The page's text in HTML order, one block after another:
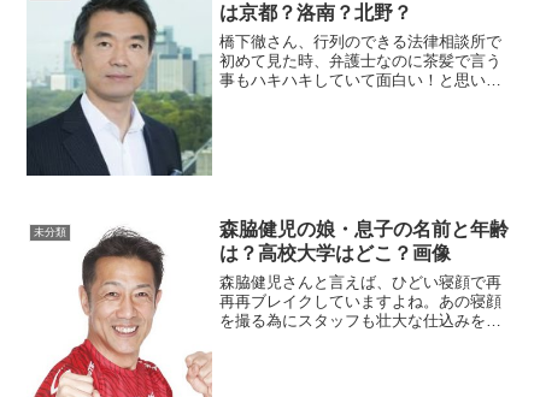
は京都？洛南？北野？
橋下徹さん、行列のできる法律相談所で
初めて見た時、弁護士なのに茶髪で言う
事もハキハキしていて面白い！と思いま
未分類
森脇健児の娘・息子の名前と年齢
は？高校大学はどこ？画像
森脇健児さんと言えば、ひどい寝顔で再
再再ブレイクしていますよね。あの寝顔
を撮る為にスタッフも壮大な仕込みをし